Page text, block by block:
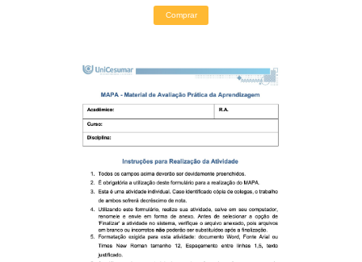
Comprar